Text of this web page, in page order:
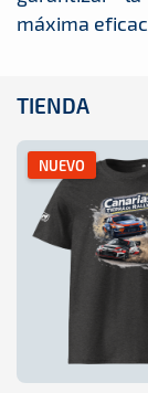
máxima
TIENDA
NUEVO